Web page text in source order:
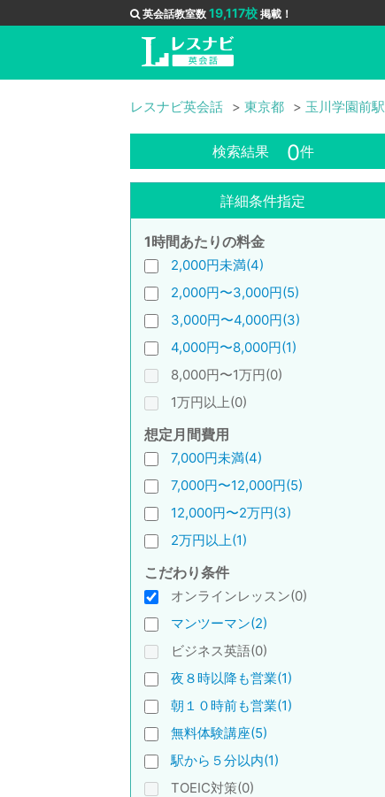
英会話教室数 19,117校 掲載！
レスナビ英会話 東京都 玉川学園前駅
検索結果 0件
詳細条件指定
1時間あたりの料金
2,000円未満(4)
2,000円〜3,000円(5)
3,000円〜4,000円(3)
4,000円〜8,000円(1)
8,000円〜1万円(0)
1万円以上(0)
想定月間費用
7,000円未満(4)
7,000円〜12,000円(5)
12,000円〜2万円(3)
2万円以上(1)
こだわり条件
オンラインレッスン(0)
マンツーマン(2)
ビジネス英語(0)
夜８時以降も営業(1)
朝１０時前も営業(1)
無料体験講座(5)
駅から５分以内(1)
TOEIC対策(0)